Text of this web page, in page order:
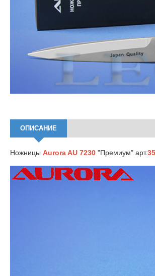
ОПИСАНИЕ
Ножницы Aurora AU 7230 "Премиум" арт.